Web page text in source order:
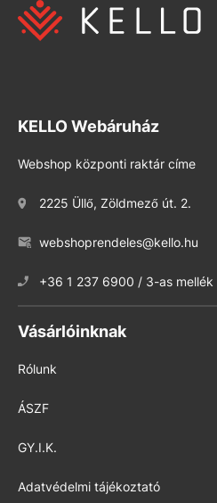
KELLO Webáruház
Webshop központi raktár címe
2225 Üllő, Zöldmező út. 2.
webshoprendeles@kello.hu
+36 1 237 6900 / 3-as mellék
Vásárlóinknak
Rólunk
ÁSZF
GY.I.K.
Adatvédelmi tájékoztató